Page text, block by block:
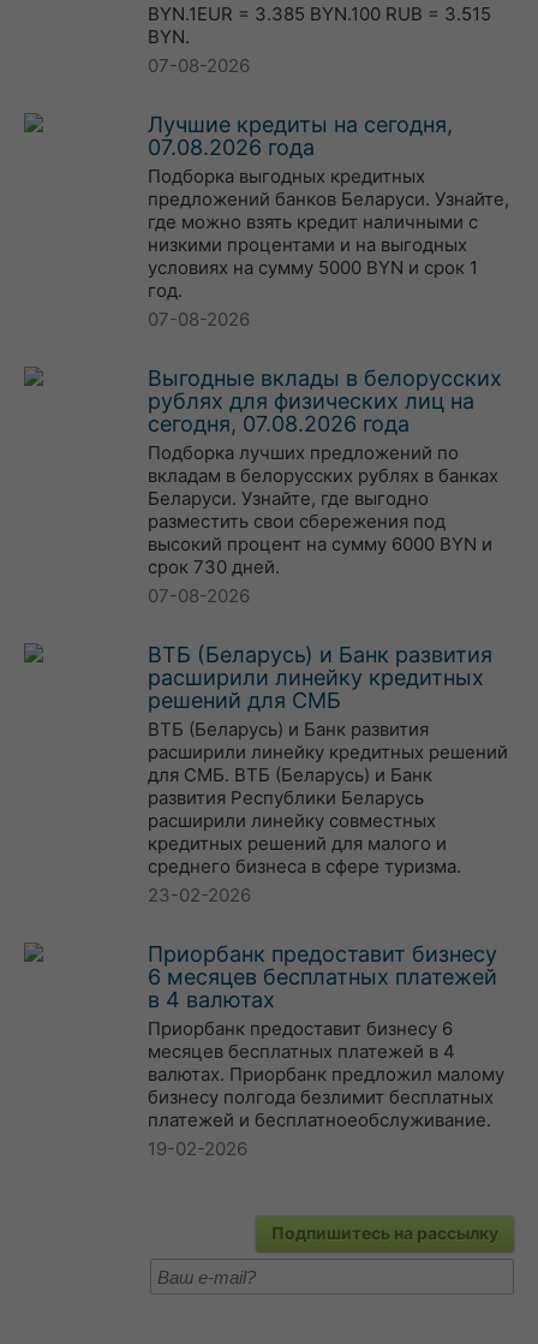
BYN.1EUR = 3.385 BYN.100 RUB = 3.515
BYN.
07-08-2026
Лучшие кредиты на сегодня,
07.08.2026 года
Подборка выгодных кредитных
предложений банков Беларуси. Узнайте,
где можно взять кредит наличными с
низкими процентами и на выгодных
условиях на сумму 5000 BYN и срок 1
год.
07-08-2026
Выгодные вклады в белорусских
рублях для физических лиц на
сегодня, 07.08.2026 года
Подборка лучших предложений по
вкладам в белорусских рублях в банках
Беларуси. Узнайте, где выгодно
разместить свои сбережения под
высокий процент на сумму 6000 BYN и
срок 730 дней.
07-08-2026
ВТБ (Беларусь) и Банк развития
расширили линейку кредитных
решений для СМБ
ВТБ (Беларусь) и Банк развития
расширили линейку кредитных решений
для СМБ. ВТБ (Беларусь) и Банк
развития Республики Беларусь
расширили линейку совместных
кредитных решений для малого и
среднего бизнеса в сфере туризма.
23-02-2026
Приорбанк предоставит бизнесу
6 месяцев бесплатных платежей
в 4 валютах
Приорбанк предоставит бизнесу 6
месяцев бесплатных платежей в 4
валютах. Приорбанк предложил малому
бизнесу полгода безлимит бесплатных
платежей и бесплатноеобслуживание.
19-02-2026
Подпишитесь на рассылку